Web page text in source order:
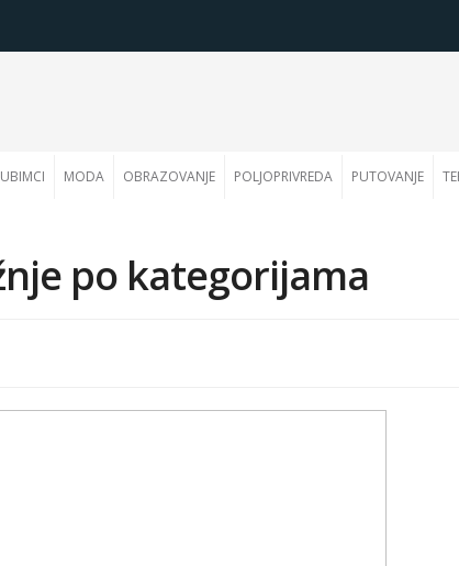
MODA OBRAZOVANJE POLJOPRIVREDA PUTOVANJE
po kategorijama